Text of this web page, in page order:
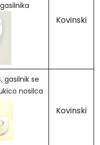
Kovinski
gasilnik se
nosilca
Kovinski